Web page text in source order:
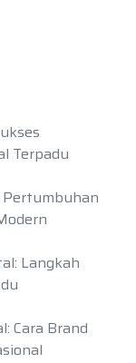
Terpadu
Pertumbuhan
Langkah
Cara Brand